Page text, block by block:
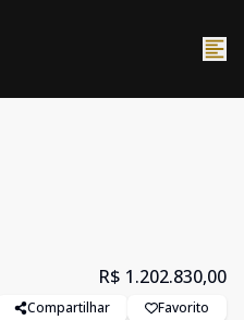
R$ 1.202.830,00
Compartilhar Favorito